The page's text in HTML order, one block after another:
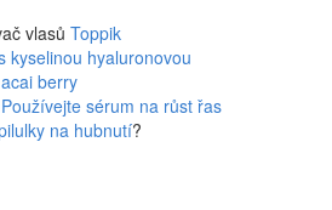
vlasů Toppik
kyselinou hyaluronovou
acai berry
Používejte sérum na růst řas
na hubnutí?